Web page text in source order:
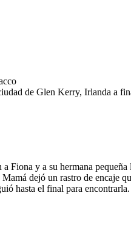
de Glen Kerry, Irlanda a
Fiona y a su hermana pequeña
dejó un rastro de encaje
hasta el final para encontrarla.